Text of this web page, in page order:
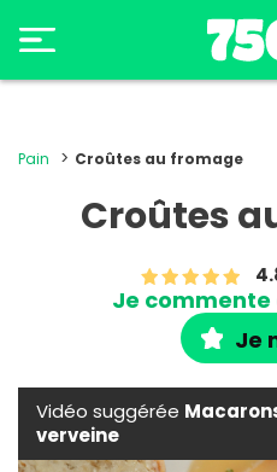
Pain Croûtes au fromage
Croûtes
Je
Je
Vidéo suggérée
verveine